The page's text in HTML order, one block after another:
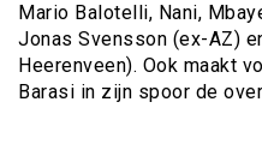
Mario Balotelli, Nani,
Jonas Svensson (ex-AZ)
Heerenveen). Ook maakt
Barasi in zijn spoor de